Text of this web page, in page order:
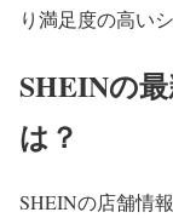
り満足度の高い
SHEINの
は？
SHEINの店舗情